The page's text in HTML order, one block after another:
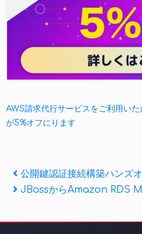
AWS請求代行サービスをご利用い
が5%オフにります
投
稿
ナ
Previous
Post
公開鍵認証接続構築ハンズ
Next
JBossからAmazon RDS